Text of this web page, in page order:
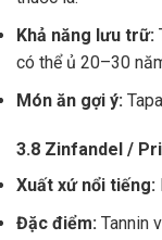
Khả năng lưu trữ:
có thể ủ 20–30
Món ăn gợi ý:
3.8 Zinfandel /
Xuất xứ nổi tiếng:
Đặc điểm: Tannin